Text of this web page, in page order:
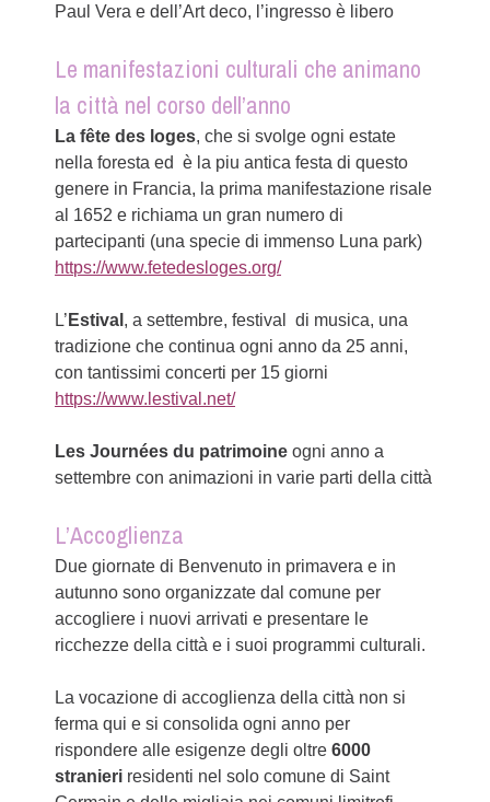
Paul Vera e dell’Art deco, l’ingresso è libero
Le manifestazioni culturali che animano
la città nel corso dell’anno
La fête des loges, che si svolge ogni estate
nella foresta ed è la piu antica festa di questo
genere in Francia, la prima manifestazione risale
al 1652 e richiama un gran numero di
partecipanti (una specie di immenso Luna park)
https://www.fetedesloges.org/
L’ Estival , a settembre, festival di musica, una
tradizione che continua ogni anno da 25 anni,
con tantissimi concerti per 15 giorni
https://www.lestival.net/
Les Journées du patrimoine ogni anno a
settembre con animazioni in varie parti della città
L’Accoglienza
Due giornate di Benvenuto in primavera e in
autunno sono organizzate dal comune per
accogliere i nuovi arrivati e presentare le
ricchezze della città e i suoi programmi culturali.
La vocazione di accoglienza della città non si
ferma qui e si consolida ogni anno per
rispondere alle esigenze degli oltre6000
stranieri residenti nel solo comune di Saint